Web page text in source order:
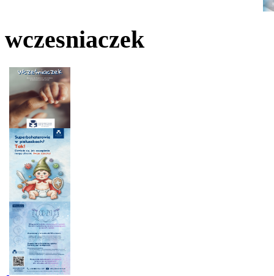
wczesniaczek